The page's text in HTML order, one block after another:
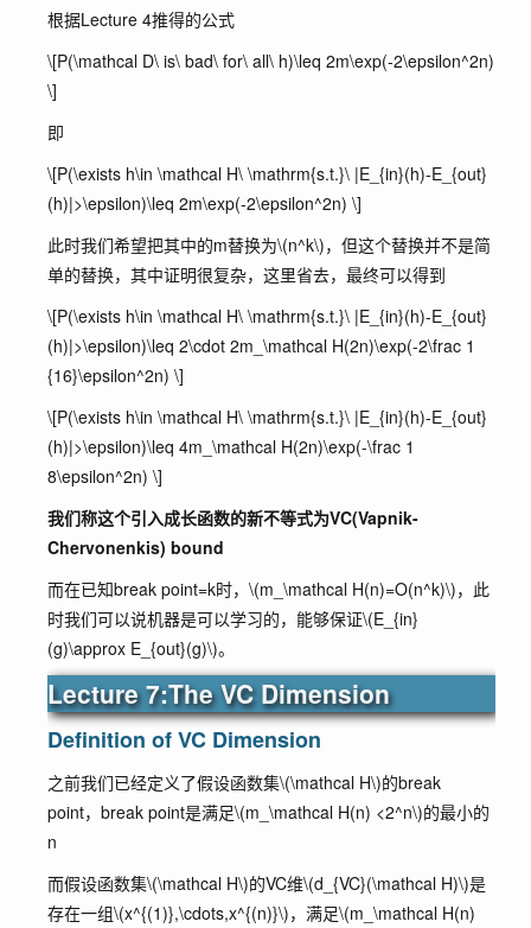
根据Lecture 4推得的公式
\[P(\mathcal D\ is\ bad\ for\ all\ h)\leq 2m\exp(-2\epsilon^2n)
\]
即
\[P(\exists h\in \mathcal H\ \mathrm{s.t.}\ |E_{in}(h)-E_{out}
(h)|>\epsilon)\leq 2m\exp(-2\epsilon^2n) \]
此时我们希望把其中的m替换为\(n^k\)，但这个替换并不是简
单的替换，其中证明很复杂，这里省去，最终可以得到
\[P(\exists h\in \mathcal H\ \mathrm{s.t.}\ |E_{in}(h)-E_{out}
(h)|>\epsilon)\leq 2\cdot 2m_\mathcal H(2n)\exp(-2\frac 1
{16}\epsilon^2n) \]
\[P(\exists h\in \mathcal H\ \mathrm{s.t.}\ |E_{in}(h)-E_{out}
(h)|>\epsilon)\leq 4m_\mathcal H(2n)\exp(-\frac 1
8\epsilon^2n) \]
我们称这个引入成长函数的新不等式为VC(Vapnik­-
Chervonenkis) bound
而在已知break point=k时， \(m_\mathcal H(n)=O(n^k)\)，此
时我们可以说机器是可以学习的，能够保证\(E_{in}
(g)\approx E_{out}(g)\)。
Lecture 7:The VC Dimension
Definition of VC Dimension
之前我们已经定义了假设函数集\(\mathcal H\)的break
point，break point是满足\(m_\mathcal H(n) <2^n\)的最小的
n
而假设函数集\(\mathcal H\)的VC维\(d_{VC}(\mathcal H)\)是
存在一组\(x^{(1)},\cdots,x^{(n)}\)，满足\(m_\mathcal H(n)